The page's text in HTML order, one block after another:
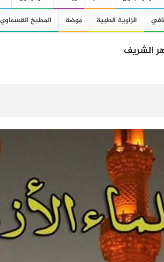
الزاوية الطبية موضة المطبخ القسماوي
الشريف